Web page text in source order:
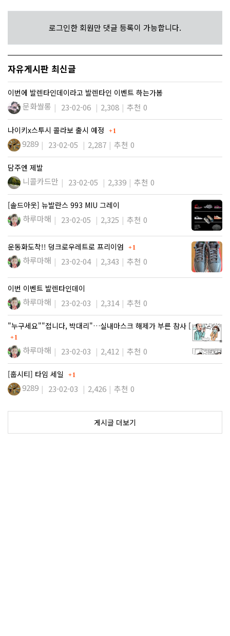
로그인한 회원만 댓글 등록이 가능합니다.
자유게시판 최신글
이번에 발렌타인데이라고 발렌타인 이벤트 하는가봄
문화쌀롱 23-02-06 2,308 추천 0
나이키x스투시 콜라보 출시 예정 댓글
1
9289 23-02-05 2,287 추천 0
담주엔 제발
니콜카드만 23-02-05 2,339 추천 0
[솔드아웃] 뉴발란스 993 MIU 그레이
하루마해 23-02-05 2,325 추천 0
운동화도착!! 덩크로우레트로 프리이엄 댓글
1
하루마해 23-02-04 2,343 추천 0
이번 이벤트 발렌타인데이
하루마해 23-02-03 2,314 추천 0
"누구세요""접니다, 박대리"…실내마스크 해제가 부른 참사 [같t…
댓글
1
하루마해 23-02-03 2,412 추천 0
[훕시티] 타임 세일 댓글
1
9289 23-02-03 2,426 추천 0
게시글 더보기